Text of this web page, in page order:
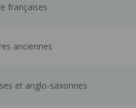
françaises
anciennes
et anglo-saxonnes